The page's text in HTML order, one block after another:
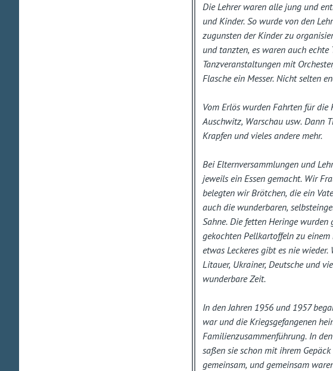
Die Lehrer waren alle jung und
und Kinder. So wurde von den
zugunsten der Kinder zu
und tanzten, es waren auch echte
Tanzveranstaltungen mit
Flasche ein Messer. Nicht selten
Vom Erlös wurden Fahrten für
Auschwitz, Warschau usw. Dann
Krapfen und vieles andere mehr.
Bei Elternversammlungen und
jeweils ein Essen gemacht. Wir
belegten wir Brötchen, die ein
auch die wunderbaren,
Sahne. Die fetten Heringe
gekochten Pellkartoffeln zu
etwas Leckeres gibt es nie
Litauer, Ukrainer, Deutsche und
wunderbare Zeit.
In den Jahren 1956 und 1957
war und die Kriegsgefangenen
Familienzusammenführung. In
saßen sie schon mit ihrem
gemeinsam, und gemeinsam